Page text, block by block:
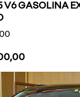
V6 GASOLINA